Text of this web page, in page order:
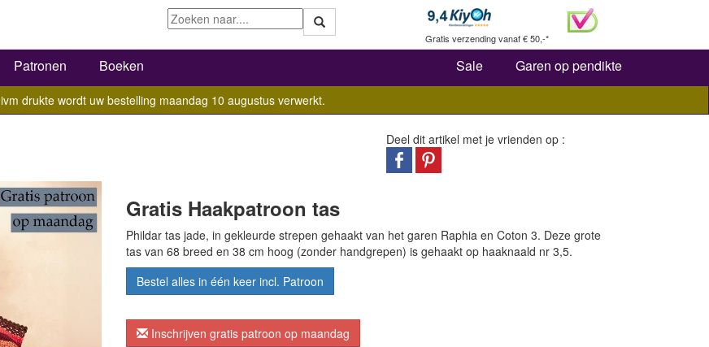
Gratis verzending vanaf € 50,-*
Patronen Boeken Sale Garen op pendikte
ivm drukte wordt uw bestelling maandag 10 augustus verwerkt.
Deel dit artikel met je vrienden op :
Gratis Haakpatroon tas
Phildar tas jade, in gekleurde strepen gehaakt van het garen Raphia en Coton 3. Deze grote
tas van 68 breed en 38 cm hoog (zonder handgrepen) is gehaakt op haaknaald nr 3,5.
Bestel alles in één keer incl. Patroon
Inschrijven gratis patroon op maandag